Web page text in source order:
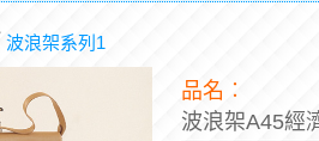
波浪架系列1
品名︰
波浪架A45經